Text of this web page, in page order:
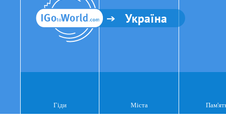
Україна
Гіди Міста